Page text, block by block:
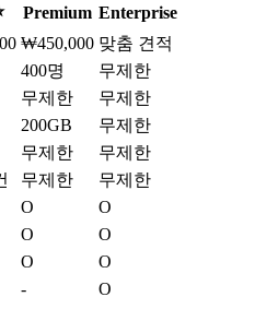
Premium Enterprise
₩450,000 맞춤 견적
400명
무제한
무제한
무제한
200GB
무제한
무제한
무제한
무제한
무제한
O
O
O
O
O
O
- O